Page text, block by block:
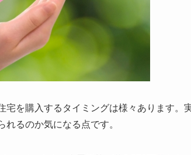
宅を購入するタイミングは様々あります。
るのか気になる点です。